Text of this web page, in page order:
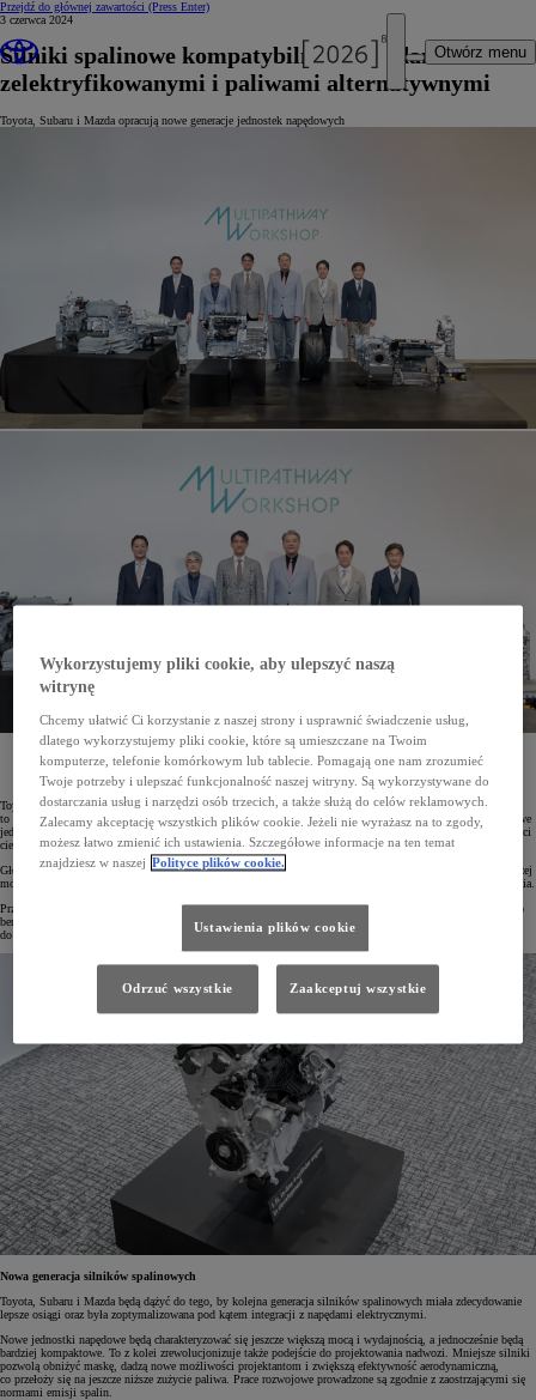
Przejdź do głównej zawartości (Press Enter)
Otwórz menu
3 czerwca 2024
Silniki spalinowe kompatybilne z napędami
zelektryfikowanymi i paliwami alternatywnymi
Toyota, Subaru i Mazda opracują nowe generacje jednostek napędowych
Toyota, Subaru i Mazda zawarły porozumienie w sprawie prac rozwojowych nad nową generacją
jednostek spalinowych przystosowanych do elektryfikacji i mogących wykorzystywać paliwa
alternatywne, a tym samym pomóc w osiągnięciu neutralności węglowej.
Toyota Motor Corporation (Toyota), Subaru Corporation (Subaru) oraz Mazda Motor Corporation (Mazda)
to firmy, które doskonale rozumieją potrzeby swoich klientów. Każda z nich przez lata rozwijała swoje flagowe
jednostki napędowe: Toyota doskonaliła swoje rzędowe 4-cylindrowe silniki o wysokiej mocy oraz sprawności
cieplnej, Subaru – silniki typu bokser, a Mazda – silniki Wankla.
Głównym celem wszystkich tych działań była dekarbonizacja. Równie istotne było zachowanie jak największej
możliwości wyboru jednostek napędowych, a także zapewnienie łańcuchów dostaw oraz gwarancja zatrudnienia.
Przez lata testowano różne silniki oraz nowoczesne paliwa, w tym m.in. ciekły wodór czy neutralne węglowo
benzyny. Ten proces jasno pokazał, że silniki spalinowe przyszłości odegrają istotną rolę na drodze
do osiągnięcia neutralności klimatycznej.
Nowa generacja silników spalinowych
Toyota, Subaru i Mazda będą dążyć do tego, by kolejna generacja silników spalinowych miała zdecydowanie
lepsze osiągi oraz była zoptymalizowana pod kątem integracji z napędami elektrycznymi.
Nowe jednostki napędowe będą charakteryzować się jeszcze większą mocą i wydajnością, a jednocześnie będą
bardziej kompaktowe. To z kolei zrewolucjonizuje także podejście do projektowania nadwozi. Mniejsze silniki
pozwolą obniżyć maskę, dadzą nowe możliwości projektantom i zwiększą efektywność aerodynamiczną,
co przełoży się na jeszcze niższe zużycie paliwa. Prace rozwojowe prowadzone są zgodnie z zaostrzającymi się
normami emisji spalin.
Wykorzystujemy pliki cookie, aby ulepszyć naszą
witrynę
Chcemy ułatwić Ci korzystanie z naszej strony i usprawnić świadczenie usług,
dlatego wykorzystujemy pliki cookie, które są umieszczane na Twoim
komputerze, telefonie komórkowym lub tablecie. Pomagają one nam zrozumieć
Twoje potrzeby i ulepszać funkcjonalność naszej witryny. Są wykorzystywane do
dostarczania usług i narzędzi osób trzecich, a także służą do celów reklamowych.
Zalecamy akceptację wszystkich plików cookie. Jeżeli nie wyrażasz na to zgody,
możesz łatwo zmienić ich ustawienia. Szczegółowe informacje na ten temat
znajdziesz w naszej Polityce plików cookie.
Ustawienia plików cookie
Odrzuć wszystkie Zaakceptuj wszystkie